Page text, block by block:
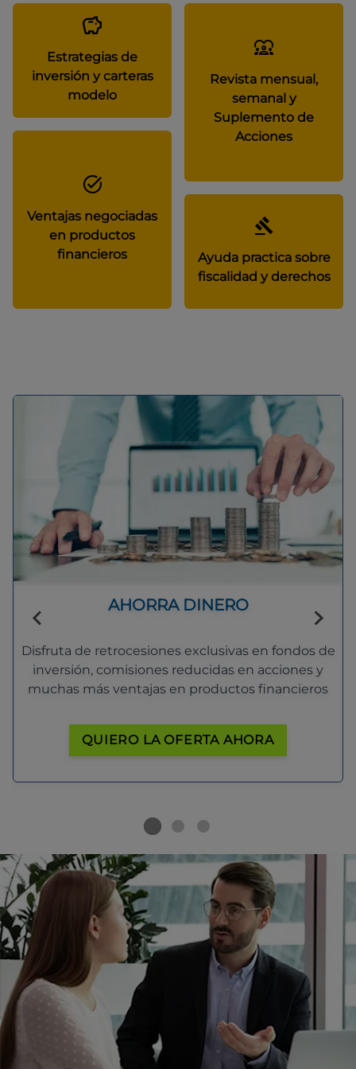
Estrategias de
inversión y carteras
modelo
Revista mensual,
semanal y
Suplemento de
Acciones
Ventajas negociadas
en productos
financieros
Ayuda practica sobre
fiscalidad y derechos
AHORRA DINERO
Disfruta de retrocesiones exclusivas en fondos de
inversión, comisiones reducidas en acciones y
muchas más ventajas en productos financieros
QUIERO LA OFERTA AHORA